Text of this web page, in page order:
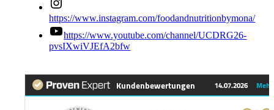
https://www.instagram.com/foodandnutritionbymona/
https://www.youtube.com/channel/UCDRG26-
pvsIXwiVJEfA2bfw